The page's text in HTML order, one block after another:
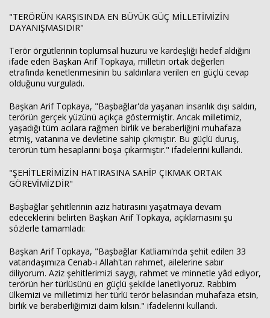
"TERÖRÜN KARŞISINDA EN BÜYÜK GÜÇ MİLLETİMİZİN
DAYANIŞMASIDIR"
Terör örgütlerinin toplumsal huzuru ve kardeşliği hedef aldığını
ifade eden Başkan Arif Topkaya, milletin ortak değerleri
etrafında kenetlenmesinin bu saldırılara verilen en güçlü cevap
olduğunu vurguladı.
Başkan Arif Topkaya, "Başbağlar'da yaşanan insanlık dışı saldırı,
terörün gerçek yüzünü açıkça göstermiştir. Ancak milletimiz,
yaşadığı tüm acılara rağmen birlik ve beraberliğini muhafaza
etmiş, vatanına ve devletine sahip çıkmıştır. Bu güçlü duruş,
terörün tüm hesaplarını boşa çıkarmıştır." ifadelerini kullandı.
"ŞEHİTLERİMİZİN HATIRASINA SAHİP ÇIKMAK ORTAK
GÖREVİMİZDİR"
Başbağlar şehitlerinin aziz hatırasını yaşatmaya devam
edeceklerini belirten Başkan Arif Topkaya, açıklamasını şu
sözlerle tamamladı:
Başkan Arif Topkaya, "Başbağlar Katliamı'nda şehit edilen 33
vatandaşımıza Cenab-ı Allah'tan rahmet, ailelerine sabır
diliyorum. Aziz şehitlerimizi saygı, rahmet ve minnetle yâd ediyor,
terörün her türlüsünü en güçlü şekilde lanetliyoruz. Rabbim
ülkemizi ve milletimizi her türlü terör belasından muhafaza etsin,
birlik ve beraberliğimizi daim kılsın." ifadelerini kullandı.